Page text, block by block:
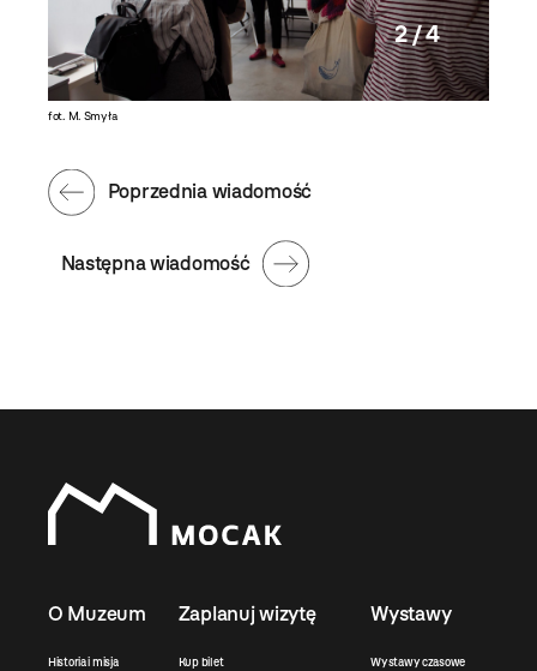
fot. M. Smyła
2 / 4
Następna wiadomość
Poprzednia wiadomość
O Muzeum
Historia i misja
Zaplanuj wizytę
Kup bilet
Wystawy
Wystawy czasowe